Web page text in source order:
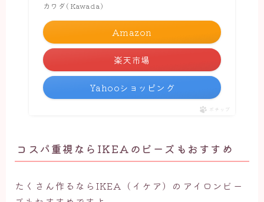
カワダ(Kawada)
Amazon
楽天市場
Yahooショッピング
ポチップ
コスパ重視ならIKEAのビーズもおすすめ
たくさん作るならIKEA（イケア）のアイロンビー